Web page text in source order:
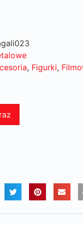
, Figurki,